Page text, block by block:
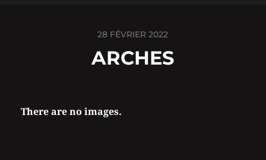
28 FÉVRIER 2022
ARCHES
There are no images.